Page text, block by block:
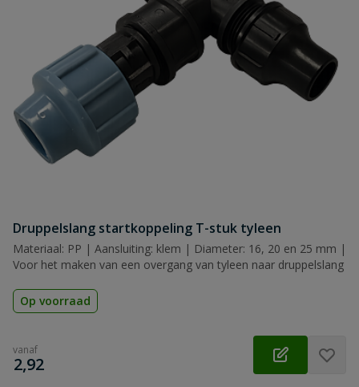
Druppelslang startkoppeling T-stuk tyleen
Materiaal: PP | Aansluiting: klem | Diameter: 16, 20 en 25 mm |
Voor het maken van een overgang van tyleen naar druppelslang
Op voorraad
vanaf
€
2,92